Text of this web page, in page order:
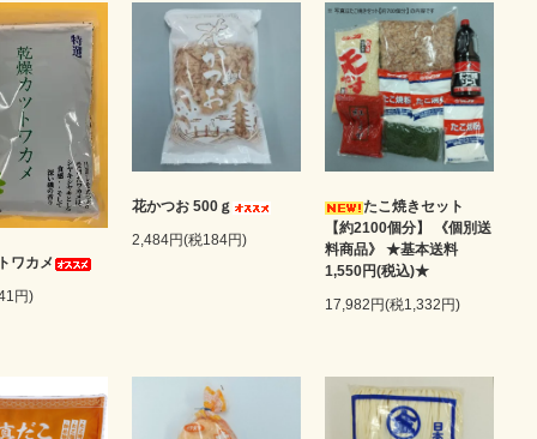
ワカメ
円)
花かつお 500ｇ
2,484円(税184円)
たこ焼きセット
【約2100個分】 《個別送
料商品》 ★基本送料
1,550円(税込)★
17,982円(税1,332円)